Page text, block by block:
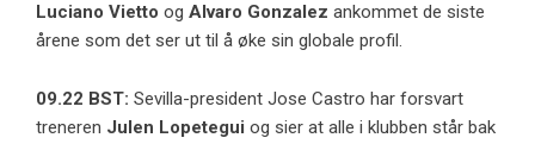
Luciano Vietto og Alvaro Gonzalez ankommet de siste
årene som det ser ut til å øke sin globale profil.
09.22 BST: Sevilla-president Jose Castro har forsvart
treneren Julen Lopetegui og sier at alle i klubben står bak